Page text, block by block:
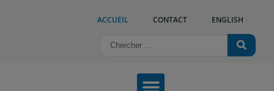
ACCUEIL CONTACT ENGLISH